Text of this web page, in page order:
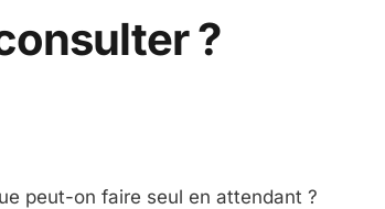
?
peut-on faire seul en attendant ?